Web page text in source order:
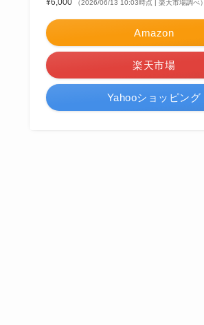
（2026/06/13 10:03時点 | 楽天市場調べ）
Amazon
楽天市場
Yahooショッピング